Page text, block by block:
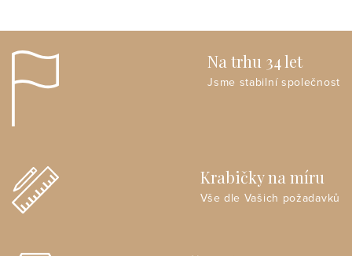
Na trhu 34 let
Jsme stabilní společnost
Krabičky na míru
Vše dle Vašich požadavků